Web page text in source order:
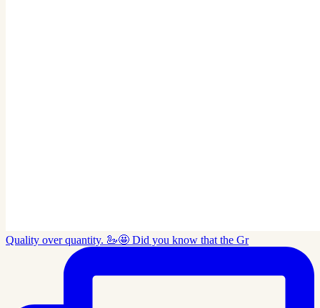
Quality over quantity. 🦢🤩 Did you know that the Gr